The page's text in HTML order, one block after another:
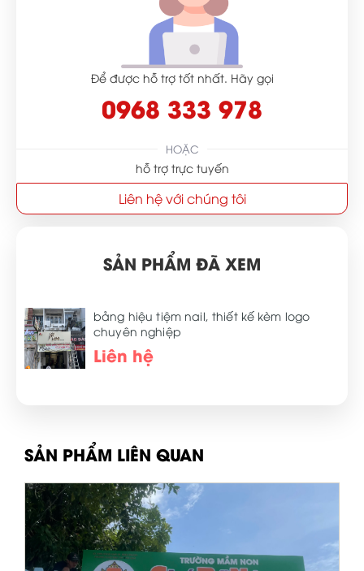
Để được hỗ trợ tốt nhất. Hãy gọi
0968 333 978
HOẶC
hỗ trợ trực tuyến
Liên hệ với chúng tôi
SẢN PHẨM ĐÃ XEM
bảng hiệu tiệm nail, thiết kế kèm logo
chuyên nghiệp
Liên hệ
SẢN PHẨM LIÊN QUAN